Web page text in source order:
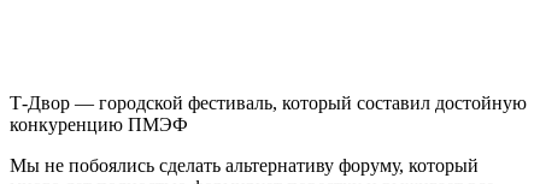
Т-Двор — городской фестиваль, который составил достойную
конкуренцию ПМЭФ
Мы не побоялись сделать альтернативу форуму, который